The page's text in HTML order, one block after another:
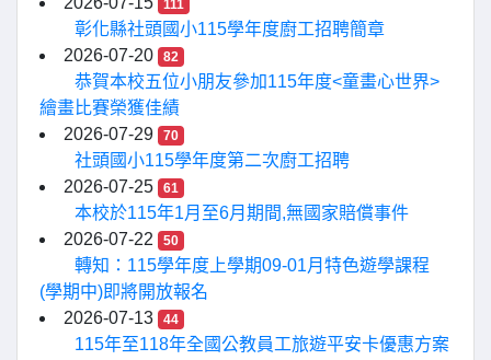
111
彰化縣社頭國小115學年度廚工招聘簡章
2026-07-20
82
恭賀本校五位小朋友參加115年度<童畫心世界>
繪畫比賽榮獲佳績
2026-07-29
70
社頭國小115學年度第二次廚工招聘
2026-07-25
61
本校於115年1月至6月期間,無國家賠償事件
2026-07-22
50
轉知：115學年度上學期09-01月特色遊學課程
(學期中)即將開放報名
2026-07-13
44
115年至118年全國公教員工旅遊平安卡優惠方案